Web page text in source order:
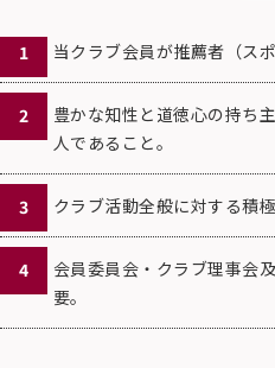
当クラブ会員が推薦者（ス
豊かな知性と道徳心の持ち
人であること。
クラブ活動全般に対する積
会員委員会・クラブ理事会
要。